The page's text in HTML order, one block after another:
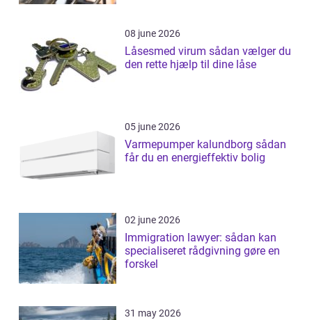
08 june 2026
Låsesmed virum sådan vælger du
den rette hjælp til dine låse
05 june 2026
Varmepumper kalundborg sådan
får du en energieffektiv bolig
02 june 2026
Immigration lawyer: sådan kan
specialiseret rådgivning gøre en
forskel
31 may 2026